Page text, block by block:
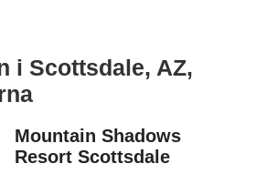
i Scottsdale, AZ,
Mountain Shadows
Resort Scottsdale